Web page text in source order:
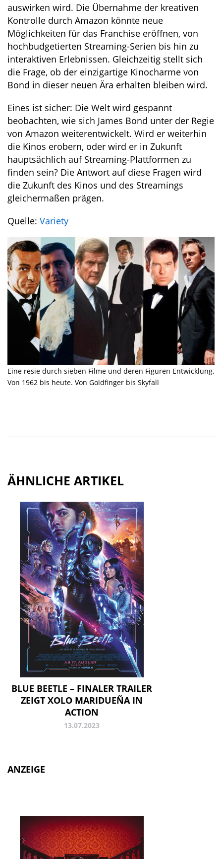
auswirken wird. Die Übernahme der kreativen
Kontrolle durch Amazon könnte neue
Möglichkeiten für das Franchise eröffnen, von
hochbudgetierten Streaming-Serien bis hin zu
interaktiven Erlebnissen. Gleichzeitig stellt sich
die Frage, ob der einzigartige Kinocharme von
Bond in dieser neuen Ära erhalten bleiben wird.
Eines ist sicher: Die Welt wird gespannt
beobachten, wie sich James Bond unter der Regie
von Amazon weiterentwickelt. Wird er weiterhin
die Kinos erobern, oder wird er in Zukunft
hauptsächlich auf Streaming-Plattformen zu
finden sein? Die Antwort auf diese Fragen wird
die Zukunft des Kinos und des Streamings
gleichermaßen prägen.
Quelle: Variety
Eine resie durch sieben Filme und deren Figuren Entwicklung.
Von 1962 bis heute. Von Goldfinger bis Skyfall
ÄHNLICHE ARTIKEL
BLUE BEETLE – FINALER TRAILER
ZEIGT XOLO MARIDUEÑA IN
ACTION
13.07.2023
ANZEIGE